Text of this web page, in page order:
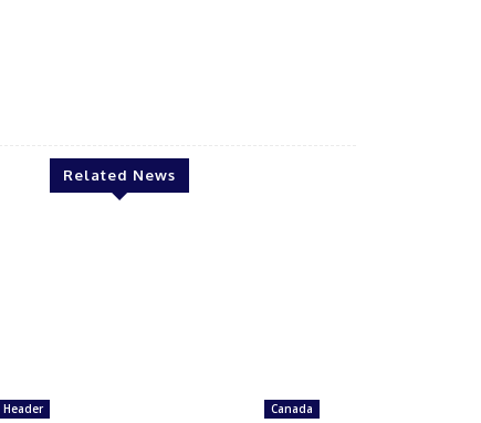
Related News
Header Canada